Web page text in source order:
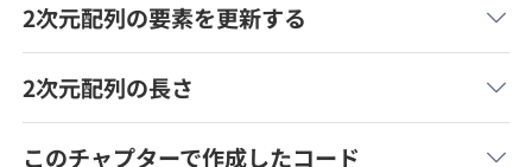
法人向けプラン
学校向けプラン
2次元配列の要素を更新する
2次元配列の長さ
このチャプターで作成したコード